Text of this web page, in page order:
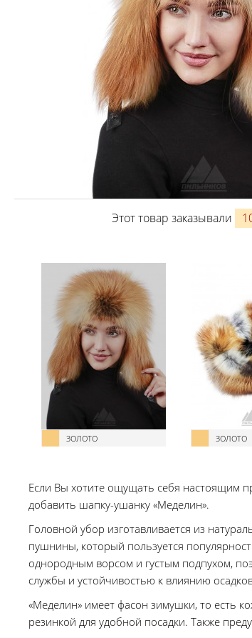
Этот товар заказывали
ЗОЛОТО ЗОЛОТО
Если Вы хотите ощущать себя настоящим
добавить шапку-ушанку «Меделин».
Головной убор изготавливается из
пушнины, который пользуется
однородным ворсом и густым подпухом,
службы и устойчивостью к влиянию
«Меделин» имеет фасон зимушки, то есть
резинкой для удобной посадки. Также